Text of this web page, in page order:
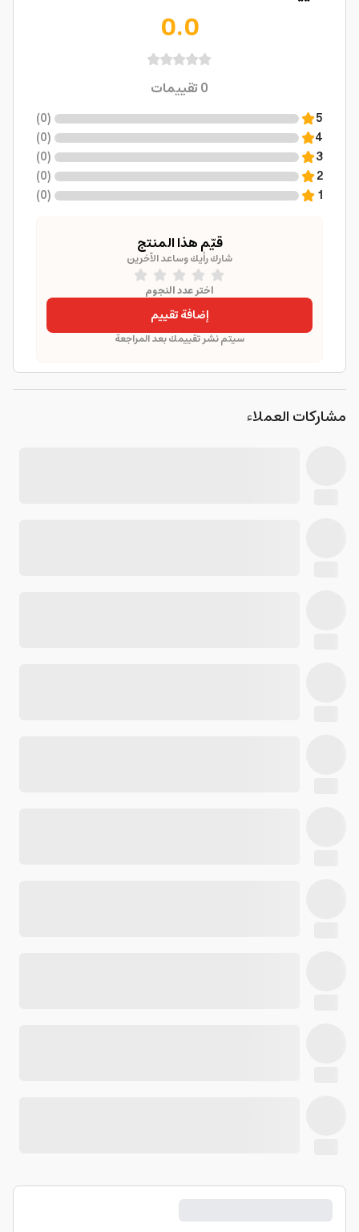
0.0
0تقييمات
5
(
0
)
4
(
0
)
3
(
0
)
2
(
0
)
1
(
0
)
قيّم هذا المنتج
شارك رأيك وساعد الآخرين
اختر عدد النجوم
إضافة تقييم
سيتم نشر تقييمك بعد المراجعة
مشاركات العملاء